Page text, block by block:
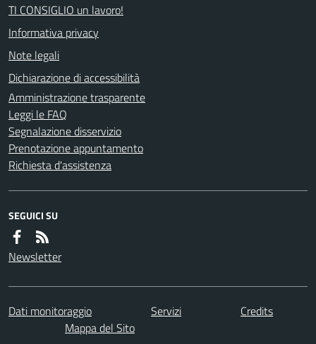
TI CONSIGLIO un lavoro!
Informativa privacy
Note legali
Dichiarazione di accessibilità
Amministrazione trasparente
Leggi le FAQ
Segnalazione disservizio
Prenotazione appuntamento
Richiesta d'assistenza
SEGUICI SU
Newsletter
Dati monitoraggio Servizi
Credits
Mappa del Sito